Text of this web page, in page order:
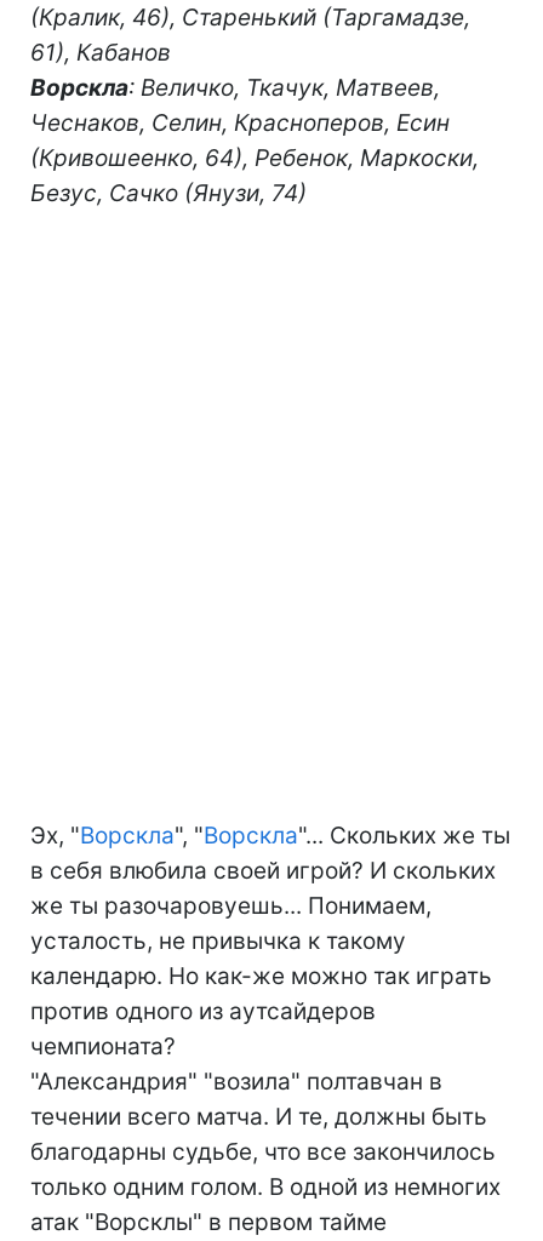
(Кралик, 46), Старенький (Таргамадзе,
61), Кабанов
Ворскла: Величко, Ткачук, Матвеев,
Чеснаков, Селин, Красноперов, Есин
(Кривошеенко, 64), Ребенок, Маркоски,
Безус, Сачко (Янузи, 74)
Эх, "Ворскла", "Ворскла"... Скольких же ты
в себя влюбила своей игрой? И скольких
же ты разочаровуешь... Понимаем,
усталость, не привычка к такому
календарю. Но как-же можно так играть
против одного из аутсайдеров
чемпионата?
"Александрия" "возила" полтавчан в
течении всего матча. И те, должны быть
благодарны судьбе, что все закончилось
только одним голом. В одной из немногих
атак "Ворсклы" в первом тайме